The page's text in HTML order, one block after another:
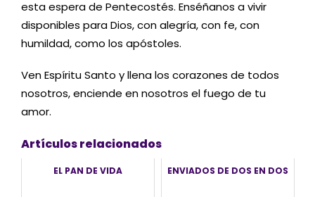
esta espera de Pentecostés. Enséñanos a vivir
disponibles para Dios, con alegría, con fe, con
humildad, como los apóstoles.
Ven Espíritu Santo y llena los corazones de todos
nosotros, enciende en nosotros el fuego de tu
amor.
Artículos relacionados
EL PAN DE VIDA ENVIADOS DE DOS EN DOS